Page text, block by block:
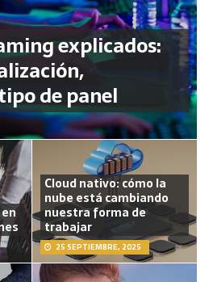
explicados:
de panel
Cloud nativo: cómo la
nube está cambiando
nuestra forma de
trabajar
25 SEPTIEMBRE, 2025